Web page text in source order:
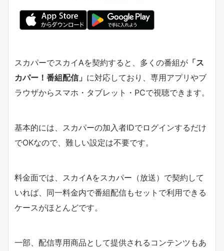
スカパーでスカイAを契約すると、多くの番組が 「ス
カパー！番組配信」 に対応しており、専用アプリやブ
ラウザからスマホ・タブレット・PCで視聴できます。
基本的には、スカパーの加入者IDでログインするだけ
でOKなので、難しい設定は不要です。
料金面では、スカイAをスカパー（放送）で契約して
いれば、同一料金内で番組配信もセットで利用できる
ケースがほとんどです。
一部、配信専用商品として提供されるコンテンツもあ